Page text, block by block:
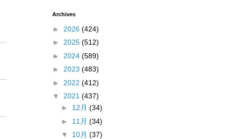
Archives
► 2026 (424)
► 2025 (512)
► 2024 (589)
► 2023 (483)
► 2022 (412)
▼ 2021 (437)
► 12月 (34)
► 11月 (34)
▼ 10月 (37)